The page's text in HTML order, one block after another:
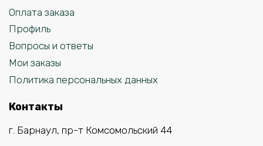
Оплата заказа
Профиль
Вопросы и ответы
Мои заказы
Политика персональных данных
Контакты
г. Барнаул, пр-т Комсомольский 44